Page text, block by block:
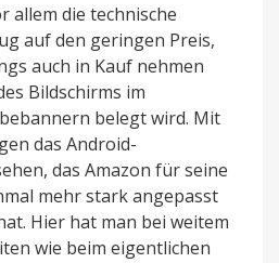
allem die technische
auf den geringen Preis,
auch in Kauf nehmen
Bildschirms im
belegt wird. Mit
das Android-
das Amazon für seine
mehr stark angepasst
Hier hat man bei weitem
wie beim eigentlichen